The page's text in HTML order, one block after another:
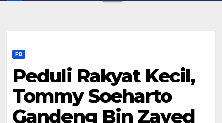
PB
Peduli Rakyat Kecil,
Tommy Soeharto
Gandeng Bin Zayed